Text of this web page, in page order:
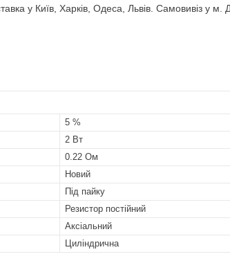
у Київ, Харків, Одеса, Львів. Самовивіз у м.
5 %
2 Вт
0.22 Ом
Новий
Під пайку
Резистор постійний
Аксіальний
Циліндрична